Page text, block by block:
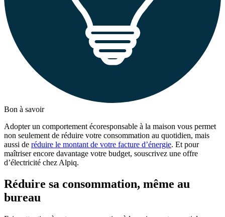
Bon à savoir
Adopter un comportement écoresponsable à la maison vous permet
non seulement de réduire votre consommation au quotidien, mais
aussi de réduire le montant de votre facture d’énergie. Et pour
maîtriser encore davantage votre budget, souscrivez une offre
d’électricité chez Alpiq.
Réduire sa consommation, même au
bureau